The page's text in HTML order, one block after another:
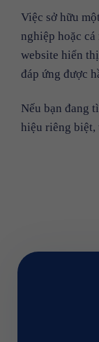
Việc sở hữu
nghiệp hoặc
website hiển
đáp ứng được
Nếu bạn đang
hiệu riêng biệt,